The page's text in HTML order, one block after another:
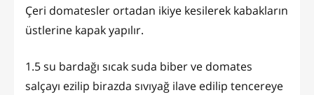
Çeri domatesler ortadan ikiye kesilerek kabakların
üstlerine kapak yapılır.
1.5 su bardağı sıcak suda biber ve domates
salçayı ezilip birazda sıvıyağ ilave edilip tencereye